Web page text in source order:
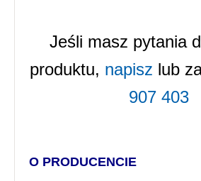
Jeśli masz pytania
produktu, napisz lub
907 403
O PRODUCENCIE